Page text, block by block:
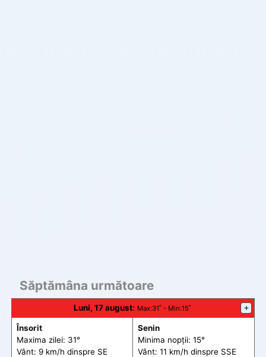
Săptămâna următoare
Luni, 17 august: Max:31˚ - Min:15˚ +
Însorit
Maxima zilei: 31°
Vânt: 9 km/h dinspre SE
Senin
Minima nopții: 15°
Vânt: 11 km/h dinspre SSE